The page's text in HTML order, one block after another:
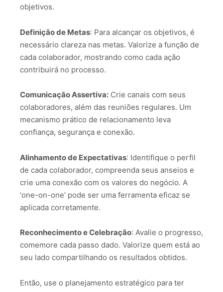
objetivos.
Definição de Metas: Para alcançar os objetivos, é
necessário clareza nas metas. Valorize a função de
cada colaborador, mostrando como cada ação
contribuirá no processo.
Comunicação Assertiva: Crie canais com seus
colaboradores, além das reuniões regulares. Um
mecanismo prático de relacionamento leva
confiança, segurança e conexão.
Alinhamento de Expectativas: Identifique o perfil
de cada colaborador, compreenda seus anseios e
crie uma conexão com os valores do negócio. A
‘one-on-one’ pode ser uma ferramenta eficaz se
aplicada corretamente.
Reconhecimento e Celebração: Avalie o progresso,
comemore cada passo dado. Valorize quem está ao
seu lado compartilhando os resultados obtidos.
Então, use o planejamento estratégico para ter